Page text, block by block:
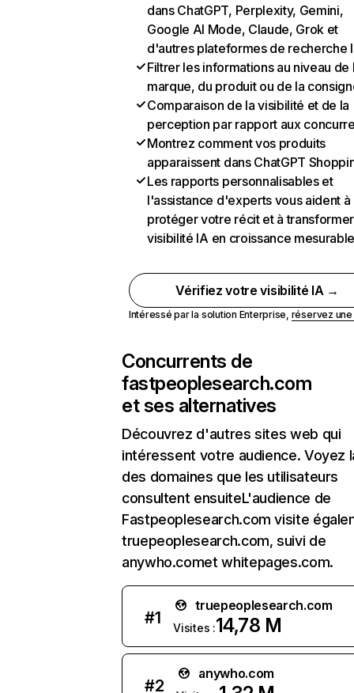
dans ChatGPT, Perplexity, Gemini,
Google AI Mode, Claude, Grok et
d'autres plateformes de recherche
Filtrer les informations au niveau de
marque, du produit ou de la
Comparaison de la visibilité et de la
perception par rapport aux
Montrez comment vos produits
apparaissent dans ChatGPT
Les rapports personnalisables et
l'assistance d'experts vous aident à
protéger votre récit et à
visibilité IA en croissance
Vérifiez votre visibilité IA →
Intéressé par la solution Enterprise, réservez
Concurrents de
fastpeoplesearch.com
et ses alternatives
Découvrez d'autres sites web qui
intéressent votre audience. Voyez
des domaines que les utilisateurs
consultent ensuiteL'audience de
Fastpeoplesearch.com visite
truepeoplesearch.com, suivi de
anywho.comet whitepages.com.
#1
truepeoplesearch.com
Visites :14,78 M
#2
anywho.com